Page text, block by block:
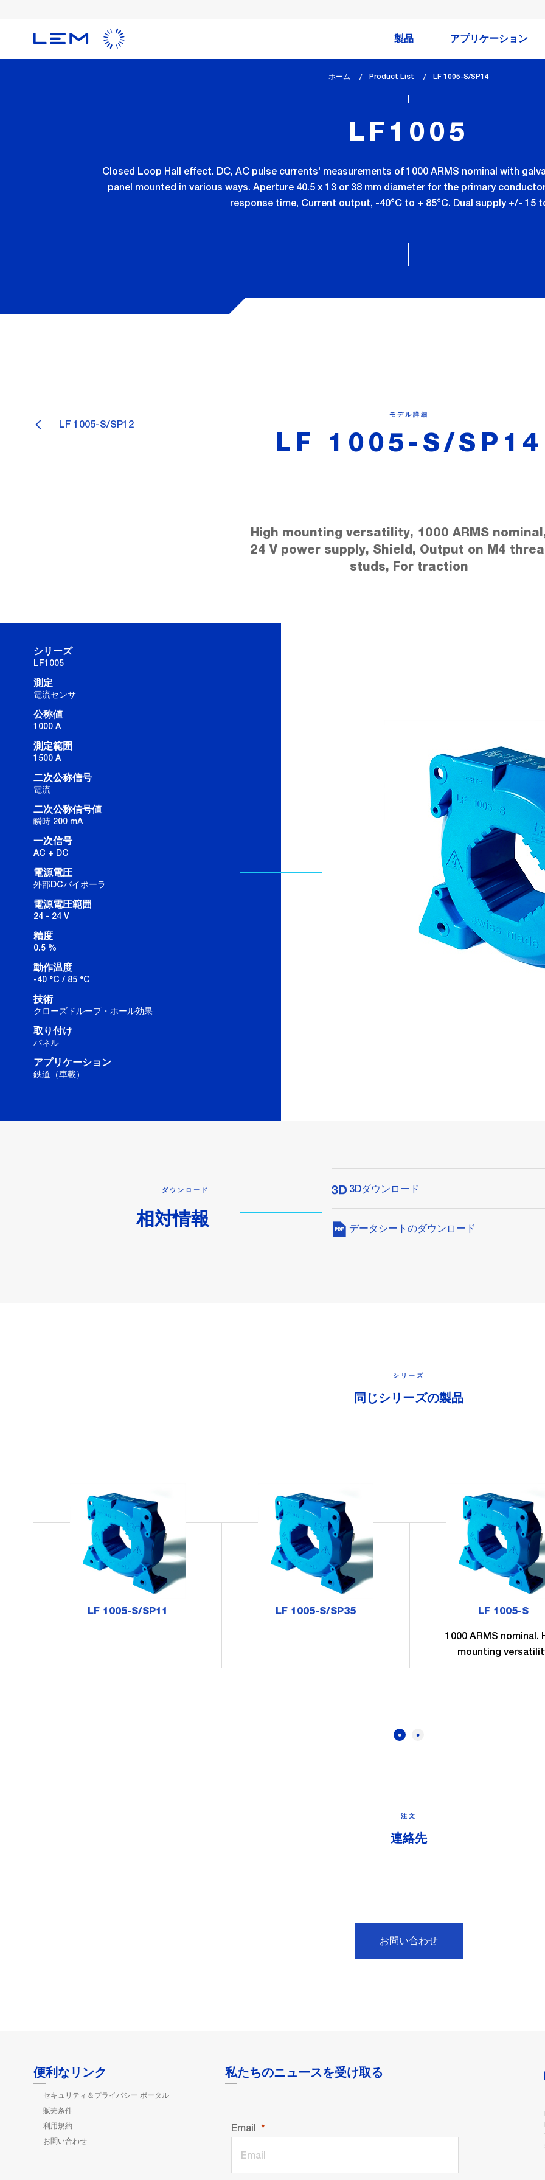
製品 アプリケーション
ホーム Product List
lem_current_page
LF 1005-S/SP14
LF1005
Closed Loop Hall effect. DC, AC pulse currents' measurements of 1000 ARMS nominal with
panel mounted in various ways. Aperture 40.5 x 13 or 38 mm diameter for the primary
response time, Current output, -40°C to + 85°C. Dual supply +/- 15
LF 1005-S/SP12
モデル詳細
LF 1005-S/SP14
High mounting versatility, 1000 ARMS
24 V power supply, Shield, Output on M4
studs, For traction
シリーズ
LF1005
測定
電流センサ
公称値
1000 A
測定範囲
1500 A
二次公称信号
電流
二次公称信号値
瞬時 200 mA
一次信号
AC + DC
電源電圧
外部DCバイポーラ
電源電圧範囲
24 - 24 V
精度
0.5 %
動作温度
-40 °C / 85 °C
技術
クローズドループ・ホール効果
取り付け
パネル
アプリケーション
鉄道（車載）
ダウンロード
相対情報
3Dダウンロード
データシートのダウンロード
シリーズ
同じシリーズの製品
LF 1005-S/SP11 LF 1005-S/SP35 LF 1005-S
1000 ARMS nominal.
mounting
注文
連絡先
お問い合わせ
便利なリンク
セキュリティ＆プライバシー ポータル
販売条件
利用規約
お問い合わせ
私たちのニュースを受け取る
Email